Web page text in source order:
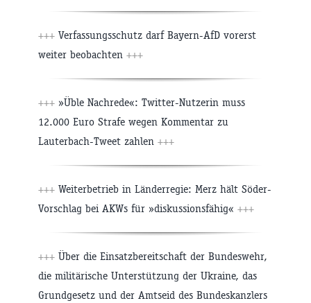
+++ Verfassungsschutz darf Bayern-AfD vorerst
weiter beobachten +++
+++ »Üble Nachrede«: Twitter-Nutzerin muss
12.000 Euro Strafe wegen Kommentar zu
Lauterbach-Tweet zahlen +++
+++ Weiterbetrieb in Länderregie: Merz hält Söder-
Vorschlag bei AKWs für »diskussionsfähig« +++
+++ Über die Einsatzbereitschaft der Bundeswehr,
die militärische Unterstützung der Ukraine, das
Grundgesetz und der Amtseid des Bundeskanzlers